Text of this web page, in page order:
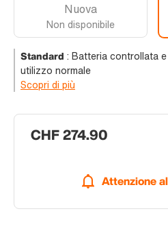
CHF 274.90
Attenzione
Nuova
Non disponibile
Standard : Batteria controllata
utilizzo normale
Scopri di più